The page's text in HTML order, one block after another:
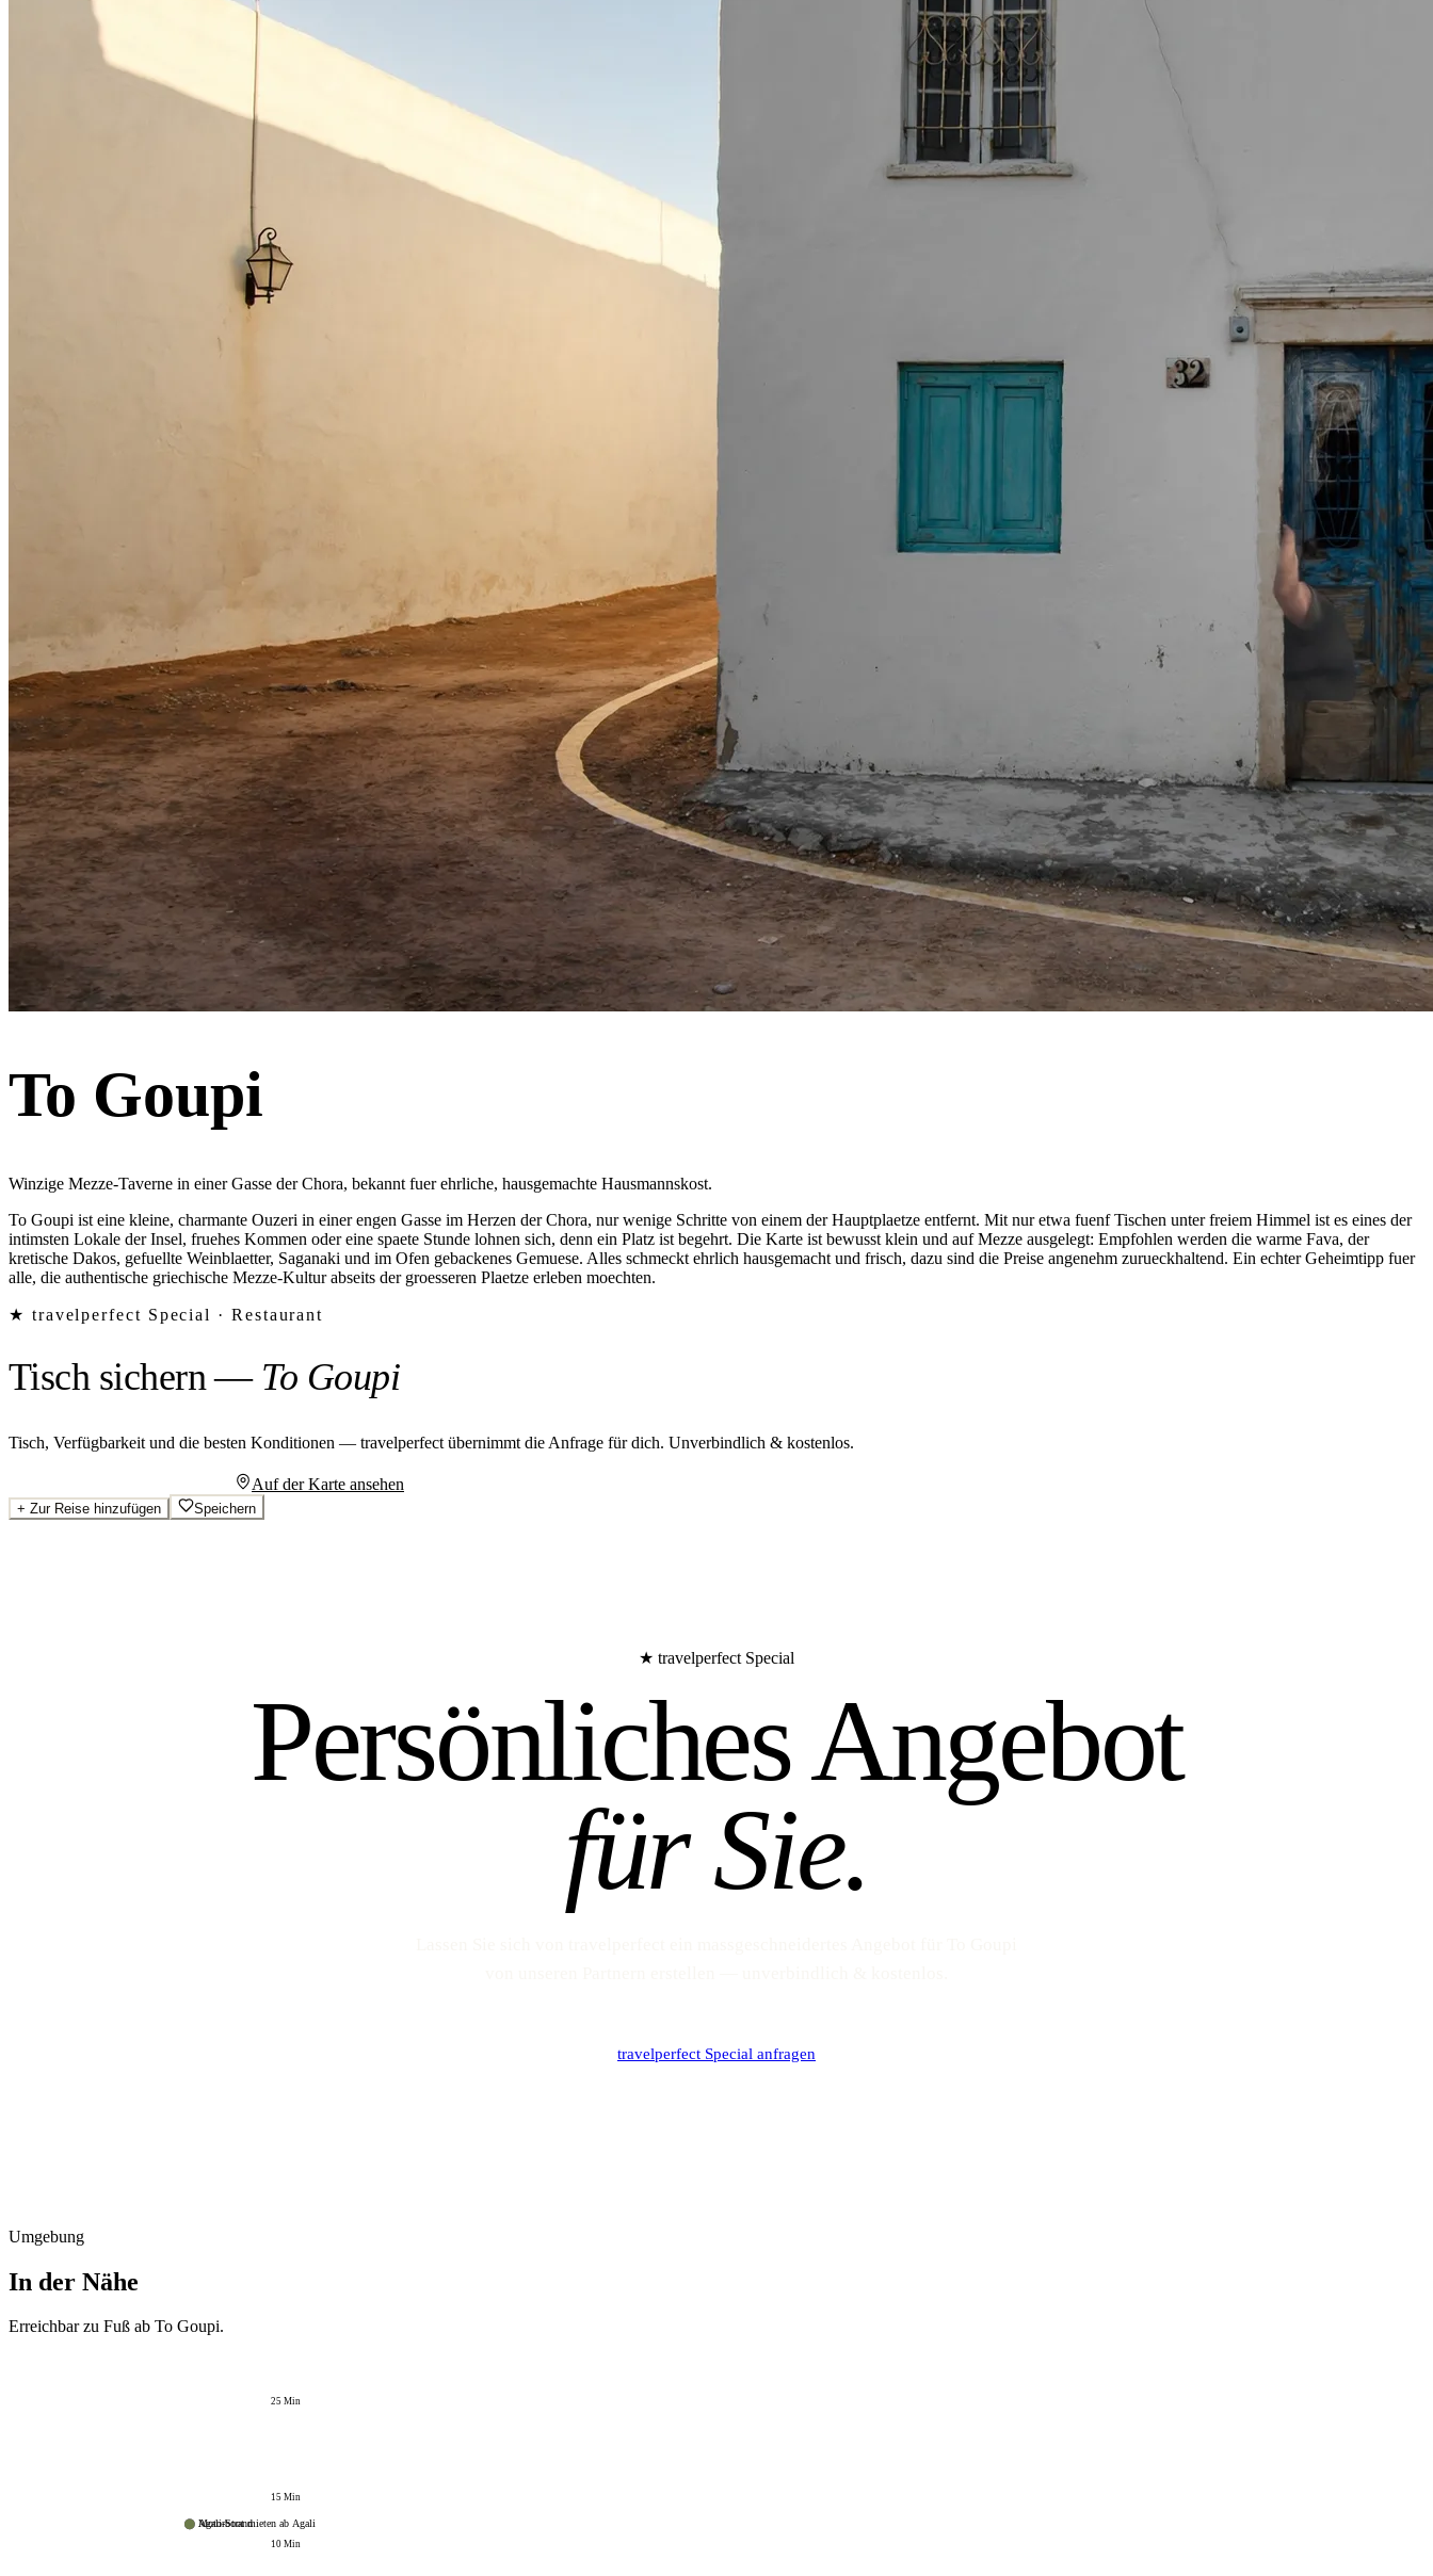
To Goupi
Winzige Mezze-Taverne in einer Gasse der Chora, bekannt fuer ehrliche, hausgemachte Hausmannskost.
To Goupi ist eine kleine, charmante Ouzeri in einer engen Gasse im Herzen der Chora, nur wenige Schritte von einem der Hauptplaetze entfernt. Mit nur etwa fuenf Tischen unter freiem Himmel ist es eines der
intimsten Lokale der Insel, fruehes Kommen oder eine spaete Stunde lohnen sich, denn ein Platz ist begehrt. Die Karte ist bewusst klein und auf Mezze ausgelegt: Empfohlen werden die warme Fava, der
kretische Dakos, gefuellte Weinblaetter, Saganaki und im Ofen gebackenes Gemuese. Alles schmeckt ehrlich hausgemacht und frisch, dazu sind die Preise angenehm zurueckhaltend. Ein echter Geheimtipp fuer
alle, die authentische griechische Mezze-Kultur abseits der groesseren Plaetze erleben moechten.
★ travelperfect Special · Restaurant
Tisch sichern— To Goupi
Tisch, Verfügbarkeit und die besten Konditionen — travelperfect übernimmt die Anfrage für dich. Unverbindlich & kostenlos.
Auf der Karte ansehen
+ Zur Reise hinzufügen Speichern
★ travelperfect Special
Persönliches Angebot
für Sie.
travelperfect Special anfragen
Umgebung
In der Nähe
Erreichbar zu Fuß ab To Goupi.
10Min
15 Min
25 Min
Agali-Strand
Motorboot mieten ab Agali